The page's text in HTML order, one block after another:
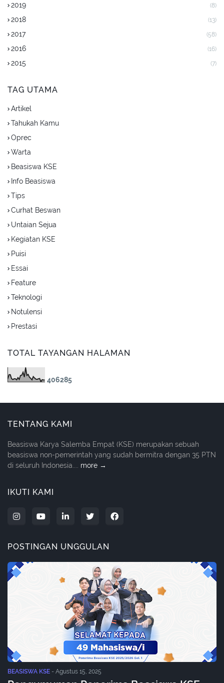
2019 (8)
2018 (13)
2017 (58)
2016 (16)
2015 (7)
TAG UTAMA
Artikel
Tahukah Kamu
Oprec
Warta
Beasiswa KSE
Info Beasiswa
Tips
Curhat Beswan
Untaian Sejua
Kegiatan KSE
Puisi
Essai
Feature
Teknologi
Notulensi
Prestasi
TOTAL TAYANGAN HALAMAN
406285
TENTANG KAMI
Beasiswa Karya Salemba Empat (KSE) merupakan sebuah
beasiswa non-pemerintah yang sudah bermitra dengan 35 PTN
di seluruh Indonesia.... more →
IKUTI KAMI
POSTINGAN UNGGULAN
BEASISWA KSE - Agustus 15, 2025